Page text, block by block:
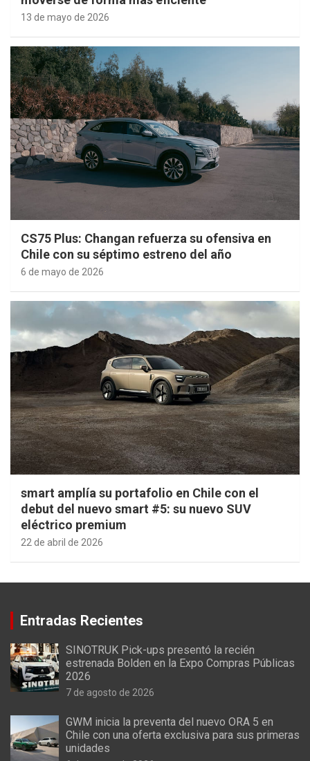
13 de mayo de 2026
CS75 Plus: Changan refuerza su ofensiva en
Chile con su séptimo estreno del año
6 de mayo de 2026
smart amplía su portafolio en Chile con el
debut del nuevo smart #5: su nuevo SUV
eléctrico premium
22 de abril de 2026
Entradas Recientes
SINOTRUK Pick-ups presentó la recién
estrenada Bolden en la Expo Compras Públicas
2026
7 de agosto de 2026
GWM inicia la preventa del nuevo ORA 5 en
Chile con una oferta exclusiva para sus primeras
unidades